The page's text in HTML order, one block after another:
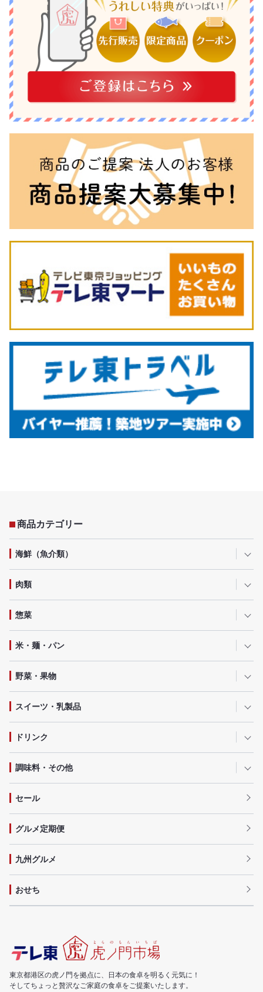
商品カテゴリー
海鮮（魚介類）
肉類
惣菜
米・麺・パン
野菜・果物
スイーツ・乳製品
ドリンク
調味料・その他
セール
グルメ定期便
九州グルメ
おせち
東京都港区の虎ノ門を拠点に、日本の食卓を明るく元気に！
そしてちょっと贅沢なご家庭の食卓をご提案いたします。